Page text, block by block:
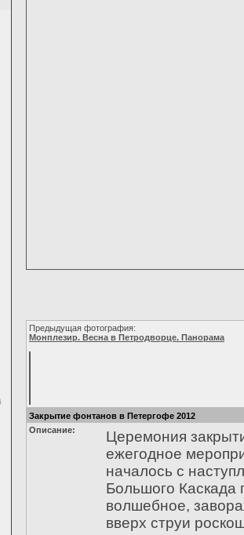
Предыдущая фотография:
Монплезир. Весна в Петродворце. Панорама
Закрытие фонтанов в Петергофе 2012
Описание:
Церемония
ежегодное
началось с
Большого
волшебное,
вверх струи